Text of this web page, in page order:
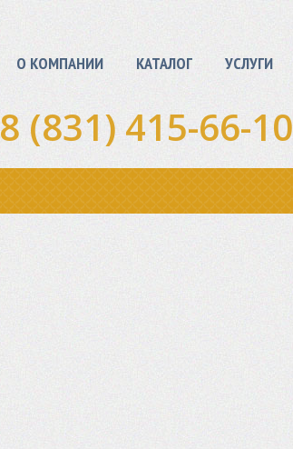
О КОМПАНИИ КАТАЛОГ УСЛУГИ
8 (831) 415-66-10